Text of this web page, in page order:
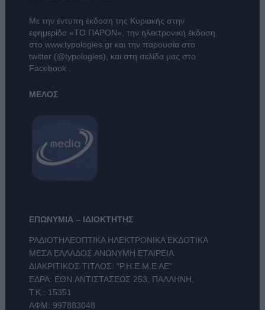
Με την έντυπη έκδοση της Κυριακής στην
εφημερίδα «ΤΟ ΠΑΡΟΝ» , την ηλεκτρονική έκδοση
στο www.typologies.grκαι την παρουσία στο
twitter (@typologies) , και στη σελίδα μας στο
Facebook
ΜΕΛΟΣ
ΕΠΩΝΥΜΙΑ – ΙΔΙΟΚΤΗΤΗΣ
ΡΑΔΙΟΤΗΛΕΟΠΤΙΚΑ ΗΛΕΚΤΡΟΝΙΚΑ ΕΚΔΟΤΙΚΑ
ΜΕΣΑ ΕΛΛΑΔΟΣ ΑΝΩΝΥΜΗ ΕΤΑΙΡΕΙΑ
ΔΙΑΚΡΙΤΙΚΟΣ ΤΙΤΛΟΣ: "Ρ.Η.Ε.Μ.Ε ΑΕ"
ΕΔΡΑ: ΕΘΝ.ΑΝΤΙΣΤΑΣΕΩΣ 253, ΠΑΛΛΗΝΗ,
Τ.Κ.: 15351
ΑΦΜ: 997883048